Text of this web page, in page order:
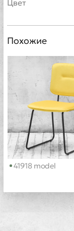
Цвет
Похожие
41918 model